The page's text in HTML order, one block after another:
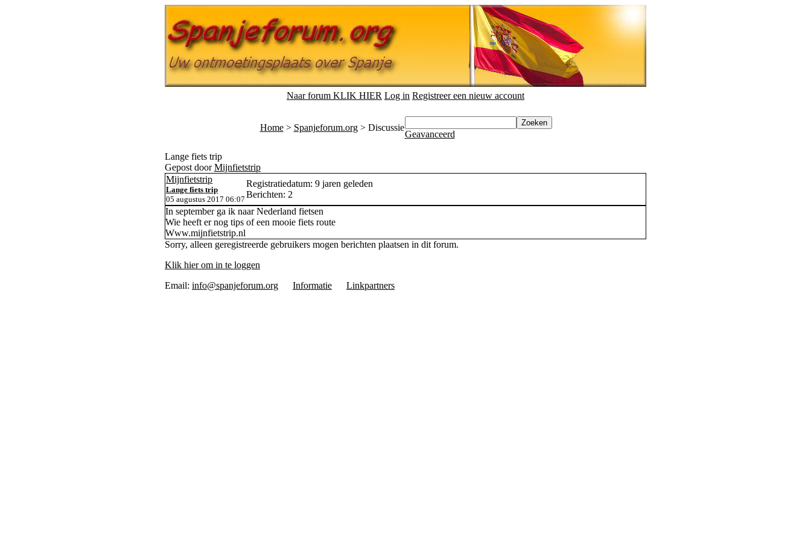
Naar forum KLIK HIER Log in Registreer een nieuw account
Home> Spanjeforum.org> Discussie
Geavanceerd
Lange fiets trip
Gepost doorMijnfietstrip
Mijnfietstrip
Lange fiets trip
05 augustus 2017 06:07
Registratiedatum: 9 jaren geleden
Berichten: 2
In september ga ik naar Nederland fietsen
Wie heeft er nog tips of een mooie fiets route
Www.mijnfietstrip.nl
Sorry, alleen geregistreerde gebruikers mogen berichten plaatsen in dit forum.
Klik hier om in te loggen
Email: info@spanjeforum.org Informatie Linkpartners